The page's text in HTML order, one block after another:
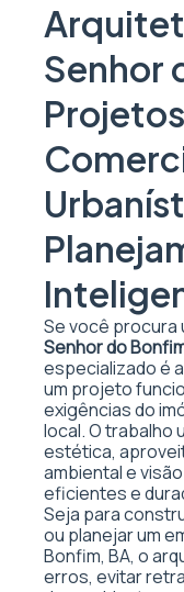
Senhor
Se você procura
Senhor do
especializado é
um projeto
exigências do
local. O trabalho
estética,
ambiental e
eficientes e
Seja para
ou planejar um
Bonfim, BA, o
erros, evitar